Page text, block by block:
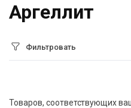
Аргеллит
Фильтровать
Товаров, соответствующих